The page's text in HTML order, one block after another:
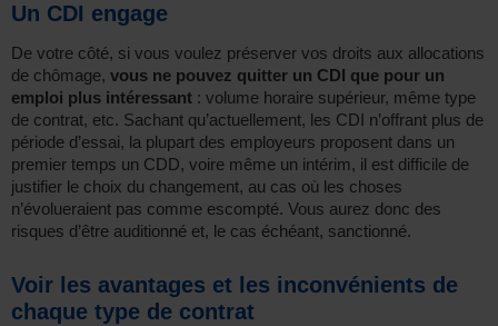
Un CDI engage
De votre côté, si vous voulez préserver vos droits aux allocations
de chômage, vous ne pouvez quitter un CDI que pour un
emploi plus intéressant : volume horaire supérieur, même type
de contrat, etc. Sachant qu’actuellement, les CDI n’offrant plus de
période d’essai, la plupart des employeurs proposent dans un
premier temps un CDD, voire même un intérim, il est difficile de
justifier le choix du changement, au cas où les choses
n’évolueraient pas comme escompté. Vous aurez donc des
risques d’être auditionné et, le cas échéant, sanctionné.
Voir les avantages et les inconvénients de
chaque type de contrat